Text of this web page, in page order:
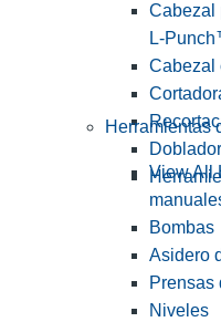
Cabezal
L-
Cabezal
Herramientas
View All
Bombas
Asidero
Prensas
Niveles